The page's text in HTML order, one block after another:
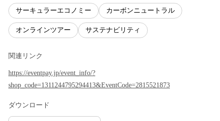
サーキュラーエコノミー カーボンニュートラル
オンラインツアー サステナビリティ
関連リンク
https://eventpay.jp/event_info/?
shop_code=1311244795294413&EventCode=2815521873
ダウンロード